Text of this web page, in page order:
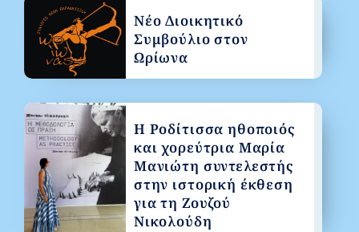
Νέο Διοικητικό
Συμβούλιο στον
Ωρίωνα
Η Ροδίτισσα ηθοποιός
και χορεύτρια Μαρία
Μανιώτη συντελεστής
στην ιστορική έκθεση
για τη Ζουζού
Νικολούδη